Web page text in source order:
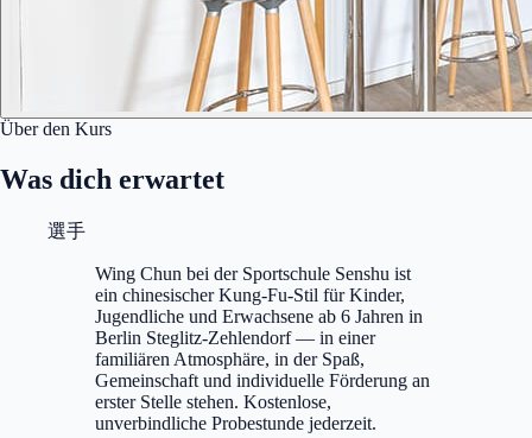
Über den Kurs
Was dich erwartet
選手
Wing Chun bei der Sportschule Senshu ist
ein chinesischer Kung-Fu-Stil für Kinder,
Jugendliche und Erwachsene ab 6 Jahren in
Berlin Steglitz-Zehlendorf — in einer
familiären Atmosphäre, in der Spaß,
Gemeinschaft und individuelle Förderung an
erster Stelle stehen. Kostenlose,
unverbindliche Probestunde jederzeit.